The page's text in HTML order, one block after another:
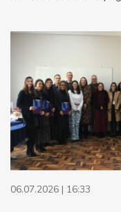
06.07.2026 | 16:33